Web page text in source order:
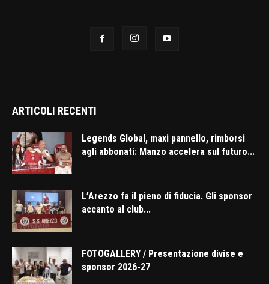
ARTICOLI RECENTI
Legends Global, maxi pannello, rimborsi
agli abbonati: Manzo accelera sul futuro...
L’Arezzo fa il pieno di fiducia. Gli sponsor
accanto al club...
FOTOGALLERY / Presentazione divise e
sponsor 2026-27